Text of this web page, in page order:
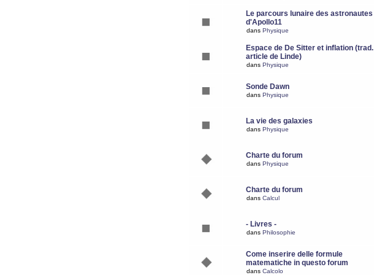
Le parcours lunaire des astronautes
d'Apollo11
dans Physique
Espace de De Sitter et inflation (trad.
article de Linde)
dans Physique
Sonde Dawn
dans Physique
La vie des galaxies
dans Physique
Charte du forum
dans Physique
Charte du forum
dans Calcul
- Livres -
dans Philosophie
Come inserire delle formule
matematiche in questo forum
dans Calcolo